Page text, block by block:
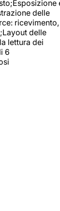
delle
ricevimento,
delle
lettura dei
6